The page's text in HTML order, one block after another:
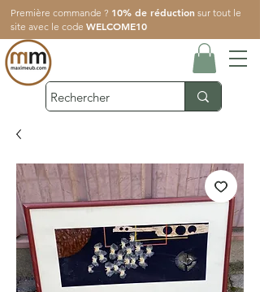
Première commande ? 10% de réduction sur tout le
site avec le code WELCOME10